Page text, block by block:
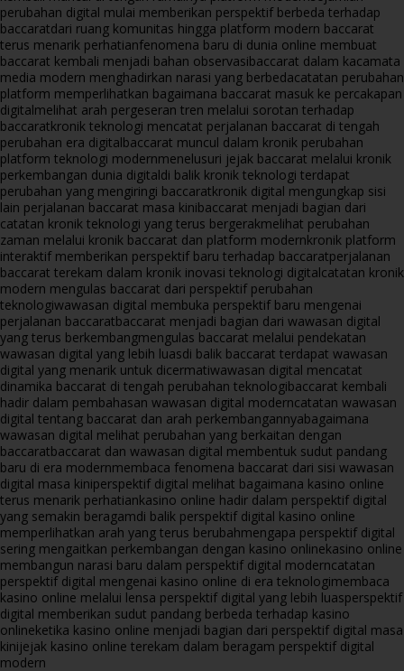
perubahan digital mulai memberikan perspektif berbeda terhadap
baccaratdari ruang komunitas hingga platform modern baccarat
terus menarik perhatianfenomena baru di dunia online membuat
baccarat kembali menjadi bahan observasibaccarat dalam kacamata
media modern menghadirkan narasi yang berbedacatatan perubahan
platform memperlihatkan bagaimana baccarat masuk ke percakapan
digitalmelihat arah pergeseran tren melalui sorotan terhadap
baccaratkronik teknologi mencatat perjalanan baccarat di tengah
perubahan era digitalbaccarat muncul dalam kronik perubahan
platform teknologi modernmenelusuri jejak baccarat melalui kronik
perkembangan dunia digitaldi balik kronik teknologi terdapat
perubahan yang mengiringi baccaratkronik digital mengungkap sisi
lain perjalanan baccarat masa kinibaccarat menjadi bagian dari
catatan kronik teknologi yang terus bergerakmelihat perubahan
zaman melalui kronik baccarat dan platform modernkronik platform
interaktif memberikan perspektif baru terhadap baccaratperjalanan
baccarat terekam dalam kronik inovasi teknologi digitalcatatan kronik
modern mengulas baccarat dari perspektif perubahan
teknologiwawasan digital membuka perspektif baru mengenai
perjalanan baccaratbaccarat menjadi bagian dari wawasan digital
yang terus berkembangmengulas baccarat melalui pendekatan
wawasan digital yang lebih luasdi balik baccarat terdapat wawasan
digital yang menarik untuk dicermatiwawasan digital mencatat
dinamika baccarat di tengah perubahan teknologibaccarat kembali
hadir dalam pembahasan wawasan digital moderncatatan wawasan
digital tentang baccarat dan arah perkembangannyabagaimana
wawasan digital melihat perubahan yang berkaitan dengan
baccaratbaccarat dan wawasan digital membentuk sudut pandang
baru di era modernmembaca fenomena baccarat dari sisi wawasan
digital masa kiniperspektif digital melihat bagaimana kasino online
terus menarik perhatiankasino online hadir dalam perspektif digital
yang semakin beragamdi balik perspektif digital kasino online
memperlihatkan arah yang terus berubahmengapa perspektif digital
sering mengaitkan perkembangan dengan kasino onlinekasino online
membangun narasi baru dalam perspektif digital moderncatatan
perspektif digital mengenai kasino online di era teknologimembaca
kasino online melalui lensa perspektif digital yang lebih luasperspektif
digital memberikan sudut pandang berbeda terhadap kasino
onlineketika kasino online menjadi bagian dari perspektif digital masa
kinijejak kasino online terekam dalam beragam perspektif digital
modern